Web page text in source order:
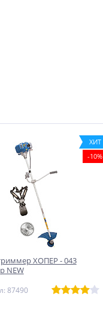
ХИТ
-10%
ХОПЕР - 043
NEW
87490